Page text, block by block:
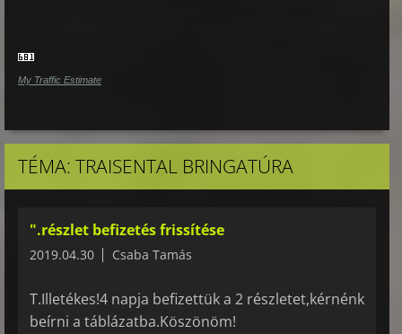
My Traffic Estimate
TÉMA: TRAISENTAL BRINGATÚRA
".részlet befizetés frissítése
2019.04.30 Csaba Tamás
T.Illetékes!4 napja befizettük a 2 részletet,kérnénk
beírni a táblázatba.Köszönöm!